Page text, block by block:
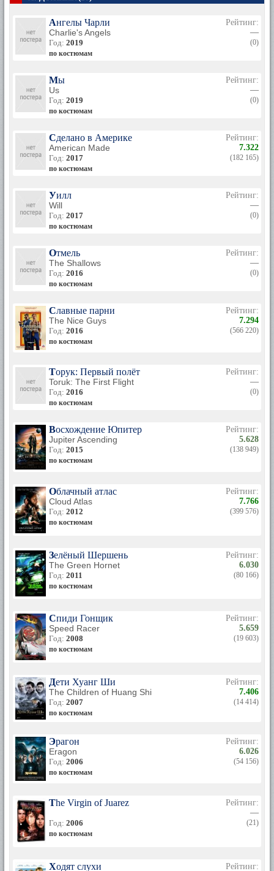
Ангелы Чарли
Charlie's Angels
Год: 2019
по костюмам
Рейтинг:
—
(0)
Мы
Us
Год: 2019
по костюмам
Рейтинг:
—
(0)
Сделано в Америке
American Made
Год: 2017
по костюмам
Рейтинг:
7.322
(182 165)
Уилл
Will
Год: 2017
по костюмам
Рейтинг:
—
(0)
Отмель
The Shallows
Год: 2016
по костюмам
Рейтинг:
—
(0)
Славные парни
The Nice Guys
Год: 2016
по костюмам
Рейтинг:
7.294
(566 220)
Торук: Первый полёт
Toruk: The First Flight
Год: 2016
по костюмам
Рейтинг:
—
(0)
Восхождение Юпитер
Jupiter Ascending
Год: 2015
по костюмам
Рейтинг:
5.628
(138 949)
Облачный атлас
Cloud Atlas
Год: 2012
по костюмам
Рейтинг:
7.766
(399 576)
Зелёный Шершень
The Green Hornet
Год: 2011
по костюмам
Рейтинг:
6.030
(80 166)
Спиди Гонщик
Speed Racer
Год: 2008
по костюмам
Рейтинг:
5.659
(19 603)
Дети Хуанг Ши
The Children of Huang Shi
Год: 2007
по костюмам
Рейтинг:
7.406
(14 414)
Эрагон
Eragon
Год: 2006
по костюмам
Рейтинг:
6.026
(54 156)
The Virgin of Juarez
Год: 2006
по костюмам
Рейтинг:
—
(21)
Ходят слухи Рейтинг: